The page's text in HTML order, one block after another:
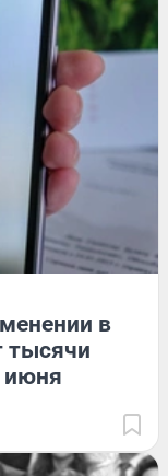
в
тысячи
июня